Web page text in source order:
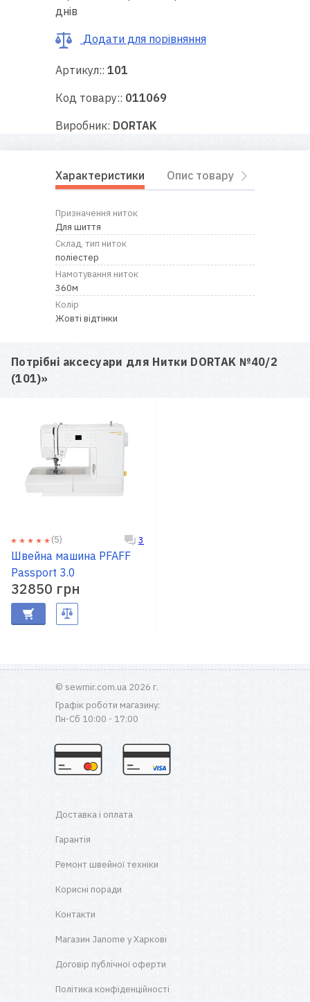
Про
днів
Додати для порівняння
Артикул:: 101
Код товару:: 011069
Виробник: DORTAK
Характеристики Опис товару
Призначення ниток
Для шиття
Склад, тип ниток
поліестер
Намотування ниток
360м
Колір
Жовті відтінки
Потрібні аксесуари для Нитки DORTAK №40/2
(101)»
(5) 3
Швейна машина PFAFF
Passport 3.0
32850 грн
© sewmir.com.ua 2026 г.
Графік роботи магазину:
Пн-Сб 10:00 - 17:00
Доставка і оплата
Гарантія
Ремонт швейної техніки
Корисні поради
Контакти
Магазин Janome у Харкові
Договір публічної оферти
Політика конфіденційності